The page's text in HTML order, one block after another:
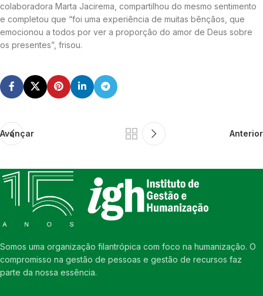
colaboradora Marta Jacirema, compartilhou do mesmo sentimento
e completou que “foi uma experiência de muitas bênçãos, que
emocionou a todos por ver a proporção do amor de Deus sobre
os presentes”, frisou.
Avançar Anterior
Somos uma organização filantrópica com foco na humanização. O
compromisso na gestão de pessoas e gestão de recursos faz
parte da nossa essência.